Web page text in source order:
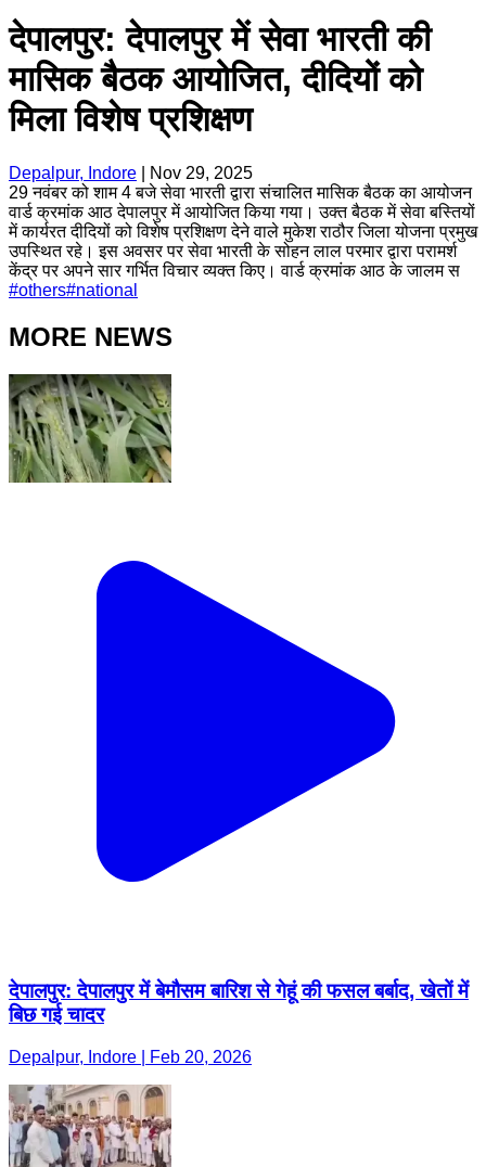
देपालपुर: देपालपुर में सेवा भारती की
मासिक बैठक आयोजित, दीदियों को
मिला विशेष प्रशिक्षण
Depalpur, Indore
Nov 29, 2025
29 नवंबर को शाम 4 बजे सेवा भारती द्वारा संचालित मासिक बैठक का आयोजन
वार्ड क्रमांक आठ देपालपुर में आयोजित किया गया। उक्त बैठक में सेवा बस्तियों
में कार्यरत दीदियों को विशेष प्रशिक्षण देने वाले मुकेश राठौर जिला योजना प्रमुख
उपस्थित रहे। इस अवसर पर सेवा भारती के सोहन लाल परमार द्वारा परामर्श
केंद्र पर अपने सार गर्भित विचार व्यक्त किए। वार्ड क्रमांक आठ के जालम स
#others#national
MORE NEWS
देपालपुर: देपालपुर में बेमौसम बारिश से गेहूं की फसल बर्बाद, खेतों में
बिछ गई चादर
Depalpur, Indore | Feb 20, 2026